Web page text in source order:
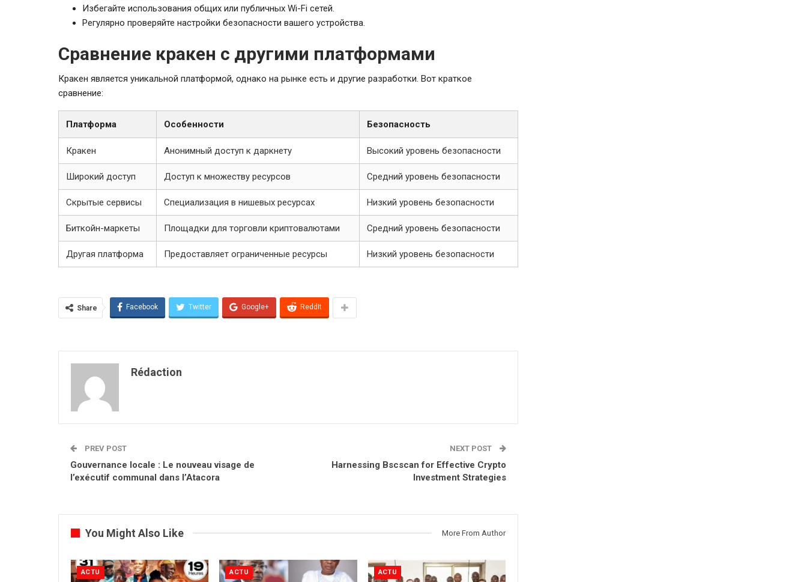
Избегайте использования общих или публичных Wi-Fi сетей.
Регулярно проверяйте настройки безопасности вашего устройства.
Сравнение кракен с другими платформами
Кракен является уникальной платформой, однако на рынке есть и другие разработки. Вот краткое
сравнение:
Платформа Особенности Безопасность
Кракен Анонимный доступ к даркнету Высокий уровень безопасности
Широкий доступ Доступ к множеству ресурсов Средний уровень безопасности
Скрытые сервисы Специализация в нишевых ресурсах Низкий уровень безопасности
Биткойн-маркеты Площадки для торговли криптовалютами Средний уровень безопасности
Другая платформа Предоставляет ограниченные ресурсы Низкий уровень безопасности
Share Facebook Twitter Google+ ReddIt
Rédaction
PREV POST
Gouvernance locale : Le nouveau visage de
l’exécutif communal dans l’Atacora
NEXT POST
Harnessing Bscscan for Effective Crypto
Investment Strategies
You Might Also Like More From Author
ACTU ACTU ACTU